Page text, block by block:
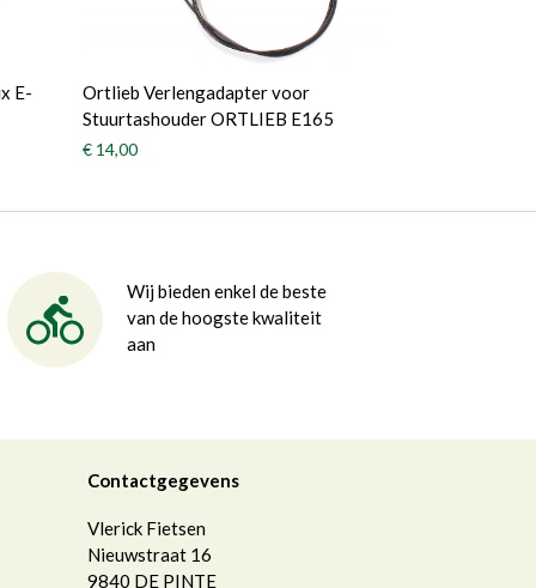
E-
Ortlieb Verlengadapter voor
Stuurtashouder ORTLIEB E165
€ 14,00
Wij bieden enkel de beste
van de hoogste kwaliteit
aan
Contactgegevens
Vlerick Fietsen
Nieuwstraat 16
9840 DE PINTE